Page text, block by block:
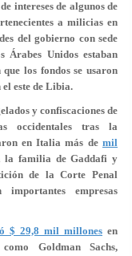
intereses de algunos de
a milicias en
del gobierno con sede
Árabes Unidos estaban
los fondos se usaron
este de Libia.
y confiscaciones de
occidentales tras la
en Italia más de mil
la familia de Gaddafi y
de la Corte Penal
empresas
$ 29,8 mil millones en
Goldman Sachs,